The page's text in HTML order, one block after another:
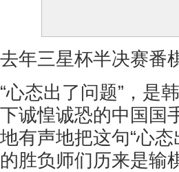
去年三星杯半决赛番
“心态出了问题”，是
下诚惶诚恐的中国国
地有声地把这句“心
的胜负师们历来是输